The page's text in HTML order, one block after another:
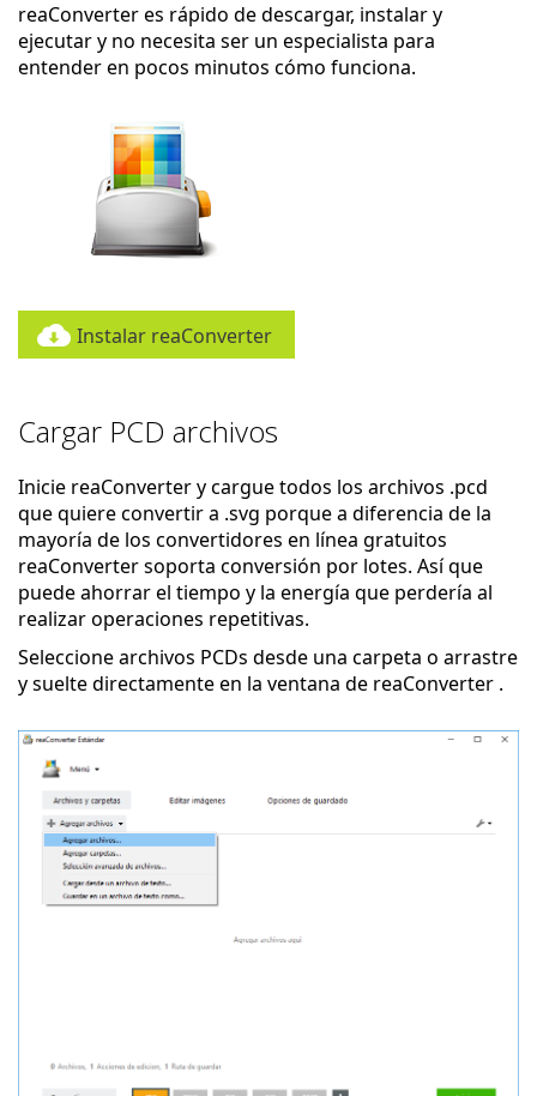
reaConverter es rápido de descargar, instalar y
ejecutar y no necesita ser un especialista para
entender en pocos minutos cómo funciona.
Instalar reaConverter
Cargar PCD archivos
Inicie reaConverter y cargue todos los archivos .pcd
que quiere convertir a .svg porque a diferencia de la
mayoría de los convertidores en línea gratuitos
reaConverter soporta conversión por lotes. Así que
puede ahorrar el tiempo y la energía que perdería al
realizar operaciones repetitivas.
Seleccione archivos PCDs desde una carpeta o arrastre
y suelte directamente en la ventana de reaConverter .